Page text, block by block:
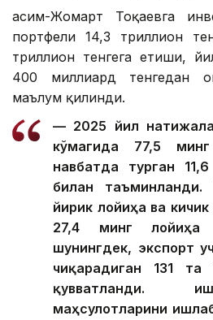
Қасим-Жомарт Тоқаевга
портфели 14,3 триллион
триллион тенгега етиши,
400 миллиард тенгедан
маълум қилинди.
— 2025 йил
кўмагида 77,5
навбатда турган
билан
йирик лойиҳа ва
27,4 минг лойиҳа
шунингдек, экспорт
чиқарадиган 131 та
қувватланди.
маҳсулотларини